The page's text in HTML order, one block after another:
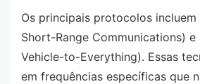
Os principais protocolos incluem
Short-Range Communications) e
Vehicle-to-Everything). Essas
em frequências específicas que